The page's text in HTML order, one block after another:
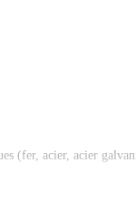
(fer, acier, acier